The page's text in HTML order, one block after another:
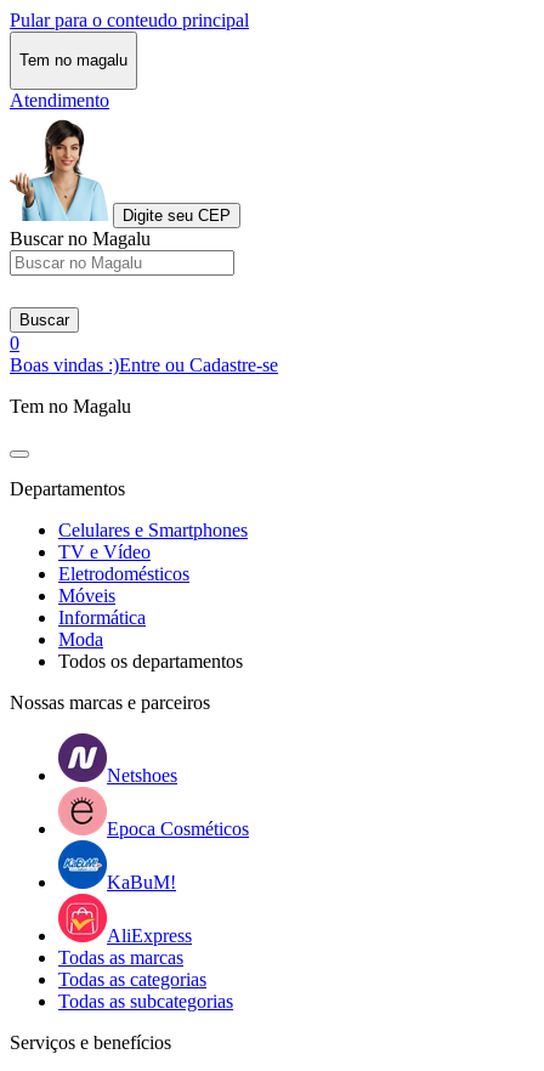
Pular para o conteudo principal
Tem no magalu
Atendimento
Digite seu CEP
Buscar no Magalu
Buscar
0
Boas vindas :)Entre ou Cadastre-se
Tem no Magalu
Departamentos
Celulares e Smartphones
TV e Vídeo
Eletrodomésticos
Móveis
Informática
Moda
Todos os departamentos
Nossas marcas e parceiros
Netshoes
Epoca Cosméticos
KaBuM!
AliExpress
Todas as marcas
Todas as categorias
Todas as subcategorias
Serviços e benefícios